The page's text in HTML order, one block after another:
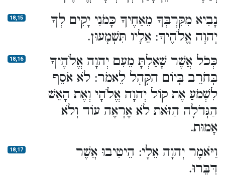
18,15
נָבִיא מִקִּרְבְּךָ מֵאַחֶיךָ כָּמֹנִי יָקִים לְךָ
יְהוָה אֱלֹהֶיךָ: אֵלָיו תִּשְׁמָעוּן.
18,16
כְּכֹל אֲשֶׁר שָׁאַלְתָּ מֵעִם יְהוָה אֱלֹהֶיךָ
בְּחֹרֵב בְּיוֹם הַקָּהָל לֵאמֹר: לֹא אֹסֵף
לִשְׁמֹעַ אֶת קוֹל יְהוָה אֱלֹהָי וְאֶת הָאֵשׁ
הַגְּדֹלָה הַזֹּאת לֹא אֶרְאֶה עוֹד וְלֹא
אָמוּת.
18,17
וַיֹּאמֶר יְהוָה אֵלָי: הֵיטִיבוּ אֲשֶׁר
דִּבֵּרוּ.